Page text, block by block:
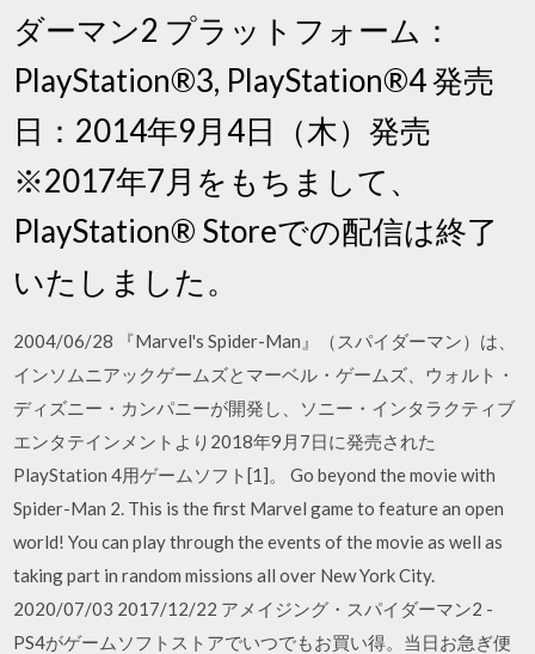
ダーマン2 プラットフォーム：
PlayStation®3, PlayStation®4 発売
日：2014年9月4日（木）発売
※2017年7月をもちまして、
PlayStation® Storeでの配信は終了
いたしました。
2004/06/28 『Marvel's Spider-Man』（スパイダーマン）は、
インソムニアックゲームズとマーベル・ゲームズ、ウォルト・
ディズニー・カンパニーが開発し、ソニー・インタラクティブ
エンタテインメントより2018年9月7日に発売された
PlayStation 4用ゲームソフト[1]。 Go beyond the movie with
Spider-Man 2. This is the first Marvel game to feature an open
world! You can play through the events of the movie as well as
taking part in random missions all over New York City.
2020/07/03 2017/12/22 アメイジング・スパイダーマン2 -
PS4がゲームソフトストアでいつでもお買い得。当日お急ぎ便